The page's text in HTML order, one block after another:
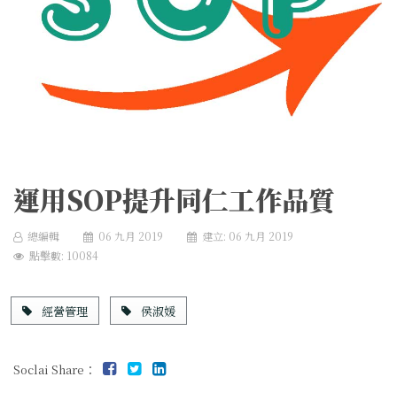
運用SOP提升同仁工作品質
總編輯 06 九月 2019
建立: 06 九月 2019
點擊數: 10084
經營管理 侯淑媛
Soclai Share：